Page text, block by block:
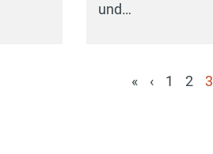
und…
« ‹ 1 2
3